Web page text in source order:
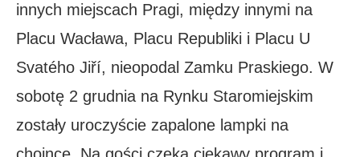
innych miejscach Pragi, między innymi na
Placu Wacława, Placu Republiki i Placu U
Svatého Jiří, nieopodal Zamku Praskiego. W
sobotę 2 grudnia na Rynku Staromiejskim
zostały uroczyście zapalone lampki na